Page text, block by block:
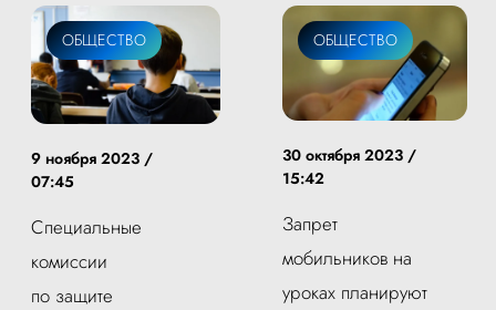
ОБЩЕСТВО
9 ноября 2023 /
07:45
Специальные
комиссии
по защите
ОБЩЕСТВО
30 октября 2023 /
15:42
Запрет
мобильников на
уроках планируют